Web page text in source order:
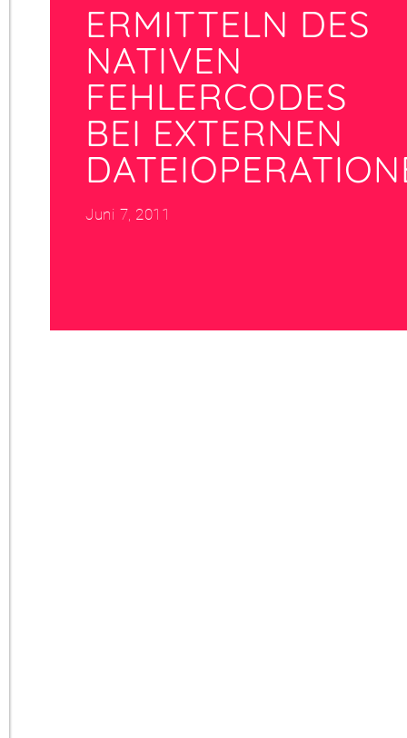
ERMITTELN DES
NATIVEN
FEHLERCODES
BEI EXTERNEN
Juni 7, 2011